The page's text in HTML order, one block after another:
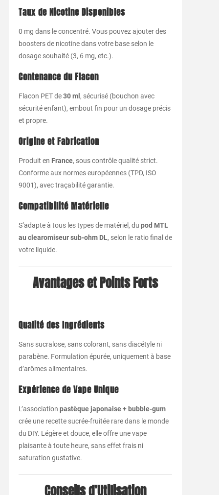
Taux de Nicotine Disponibles
0 mg dans le concentré. Vous pouvez ajouter des
boosters de nicotine dans votre base selon le
dosage souhaité (3, 6 mg, etc.).
Contenance du Flacon
Flacon PET de30 ml , sécurisé (bouchon avec
sécurité enfant), embout fin pour un dosage précis
et propre.
Origine et Fabrication
Produit en France, sous contrôle qualité strict.
Conforme aux normes européennes (TPD, ISO
9001), avec traçabilité garantie.
Compatibilité Matérielle
S’adapte à tous les types de matériel, du pod MTL
au clearomiseur sub-ohm DL, selon le ratio final de
votre liquide.
Avantages et Points Forts
Qualité des Ingrédients
Sans sucralose, sans colorant, sans diacétyle ni
parabène. Formulation épurée, uniquement à base
d’arômes alimentaires.
Expérience de Vape Unique
L’association pastèque japonaise + bubble-gum
crée une recette sucrée-fruitée rare dans le monde
du DIY. Légère et douce, elle offre une vape
plaisante à toute heure, sans effet frais ni
saturation gustative.
Conseils d’Utilisation